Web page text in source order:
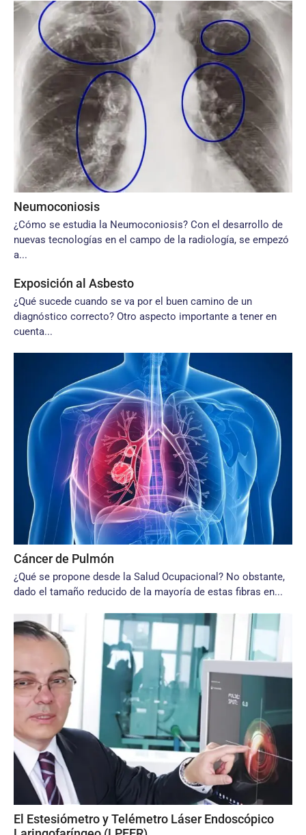
Neumoconiosis
¿Cómo se estudia la Neumoconiosis? Con el desarrollo de
nuevas tecnologías en el campo de la radiología, se empezó
a...
Exposición al Asbesto
¿Qué sucede cuando se va por el buen camino de un
diagnóstico correcto? Otro aspecto importante a tener en
cuenta...
Cáncer de Pulmón
¿Qué se propone desde la Salud Ocupacional? No obstante,
dado el tamaño reducido de la mayoría de estas fibras en...
El Estesiómetro y Telémetro Láser Endoscópico